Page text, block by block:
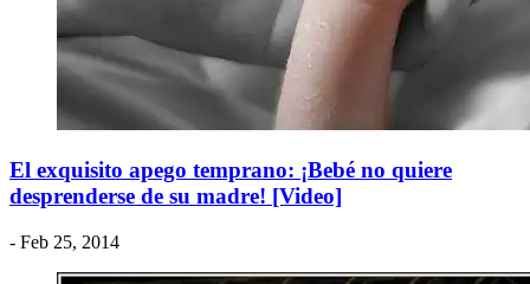
El exquisito apego temprano: ¡Bebé no quiere
desprenderse de su madre! [Video]
- Feb 25, 2014